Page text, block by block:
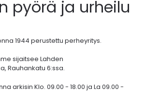
pyörä ja urheilu
1944 perustettu perheyritys.
sijaitsee Lahden
Rauhankatu 6:ssa.
arkisin Klo. 09.00 - 18.00 ja La 09.00 -